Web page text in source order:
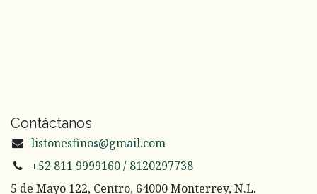
Contáctanos
listonesfinos@gmail.com
+52 811 9999160 / 8120297738
5 de Mayo 122, Centro, 64000 Monterrey, N.L.